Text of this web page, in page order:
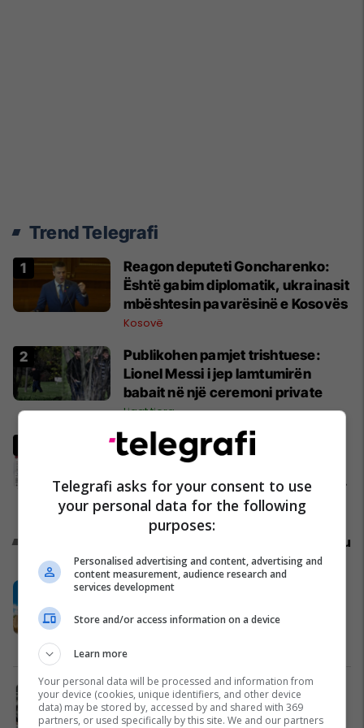
Trend Telegrafi
Reagon deputeti Goncharenko:
Është gabim diplomatik, ukrainasit
mbështesin pavarësinë e Kosovës
Kosovë
Publikohen pamjet trishtuese:
Lionel Messi i jep lamtumirën
babait në një ceremoni private
Ligat tjera
“Nga Kyiv Independent te
Ukrainska Pravda e Hromadske”
– mediat ukrainase shkruajnë për
reagimin e Kosovës ndaj
Zelenskyt
Muhamet HajrullahuNë fokus
Reklamo këtu
Sekreti i një buzëqeshjeje të
pushimeve
Interesim i jashtëzakonshëm për
studime Master në UBT, këto janë
programet që po zgjedhin të rinjtë
Telegrafi asks for your consent to use
your personal data for the following
purposes:
Personalised advertising and content, advertising and
content measurement, audience research and
services development
Store and/or access information on a device
Learn more
Your personal data will be processed and information from
your device (cookies, unique identifiers, and other device
data) may be stored by, accessed by and shared with 369
partners, or used specifically by this site. We and our partners